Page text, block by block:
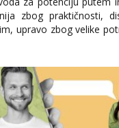
zbog praktičnosti,
upravo zbog velike
krivotvoreni
te proizvodi